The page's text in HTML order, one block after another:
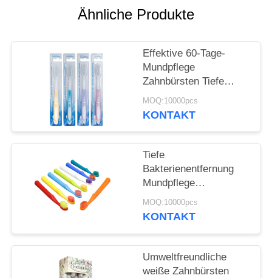
DATENSCHUTZ-
BESTIMMUNGEN
Ähnliche Produkte
Effektive 60-Tage-
Mundpflege
Zahnbürsten Tiefe
Bakterienentfernung
Sanfte Reinigung
MOQ:10000pcs
KONTAKT
Tiefe
Bakterienentfernung
Mundpflege
Zahnbürsten 350g
Weißpapierbox 60 Tage
MOQ:10000pcs
KONTAKT
Umweltfreundliche
weiße Zahnbürsten